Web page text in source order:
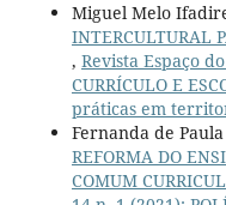
Miguel Melo
INTERCULTURAL
, Revista Espaço
CURRÍCULO E
práticas em
Fernanda de
REFORMA DO
COMUM